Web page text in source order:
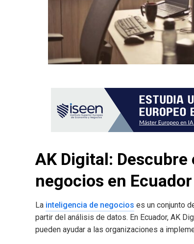
AK Digital:
negocios en Ecuador
La inteligencia de negocios es un conjunto
partir del análisis de datos. En Ecuador, AK
pueden ayudar a las organizaciones a